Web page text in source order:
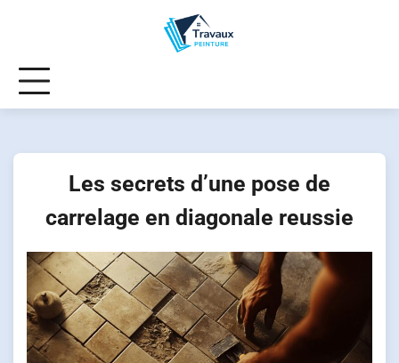
Les secrets d’une pose de
carrelage en diagonale reussie